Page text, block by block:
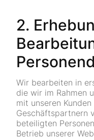
2.
Wir bearbeiten in
die wir im Rahmen
mit unseren
Geschäftspartnern
beteiligten
Betrieb unserer